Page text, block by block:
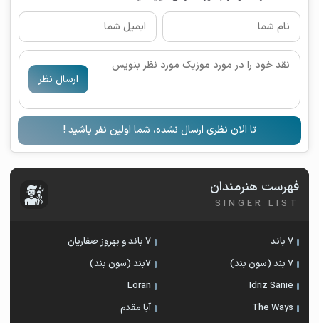
ارسال نظر
تا الان نظری ارسال نشده، شما اولین نفر باشید !
فهرست هنرمندان
SINGER LIST
7 باند
7 باند و بهروز صفاریان
7 بند (سون بند)
۷بند (سون بند)
Idriz Sanie
Loran
The Ways
آبا مقدم